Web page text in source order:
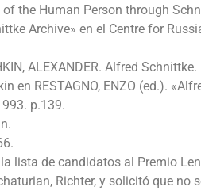
the Human Person through
Archive» en el Centre for
ALEXANDER. Alfred
en RESTAGNO, ENZO (ed.).
p.139.
lista de candidatos al Premio
Richter, y solicitó que no